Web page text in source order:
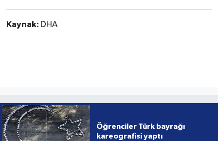
Kaynak: DHA
Öğrenciler Türk bayrağı
kareografisi yaptı